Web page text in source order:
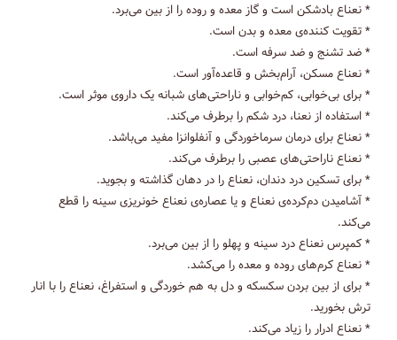
* نعناع بادشکن است و گاز معده و روده را از بین می‌برد.
* تقویت کننده‌ی معده و بدن است.
* ضد تشنج و ضد سرفه است.
* نعناع مسکن،‌ آرام‌بخش و قاعده‌آور است.
* برای بی‌خوابی، کم‌خوابی و ناراحتی‌های شبانه یک داروی موثر است.
* استفاده از نعنا، درد شکم را برطرف می‌کند.
* نعناع برای درمان سرماخوردگی و آنفلوانزا مفید می‌باشد.
* نعناع ناراحتی‌های عصبی را برطرف می‌کند.
* برای تسکین درد دندان، نعناع را در دهان گذاشته و بجوید.
* آشامیدن دم‌کرده‌ی نعناع و یا عصاره‌ی نعناع خونریزی سینه را قطع
می‌کند.
* کمپرس نعناع درد سینه و پهلو را از بین می‌برد.
* نعناع کرم‌های روده و معده را می‌کشد.
* برای از بین بردن سکسکه و دل به هم خوردگی و استفراغ، نعناع را با انار
ترش بخورید.
* نعناع ادرار را زیاد می‌کند.